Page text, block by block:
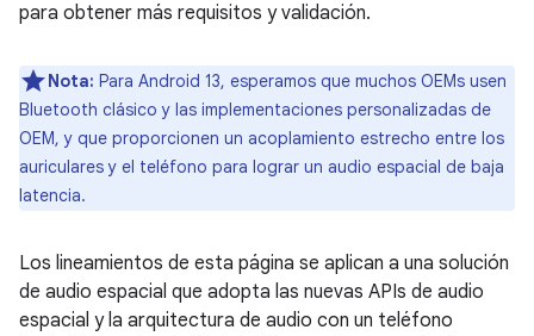
para obtener más requisitos y validación.
Nota: Para Android 13, esperamos que muchos OEMs usen
Bluetooth clásico y las implementaciones personalizadas de
OEM, y que proporcionen un acoplamiento estrecho entre los
auriculares y el teléfono para lograr un audio espacial de baja
latencia.
Los lineamientos de esta página se aplican a una solución
de audio espacial que adopta las nuevas APIs de audio
espacial y la arquitectura de audio con un teléfono